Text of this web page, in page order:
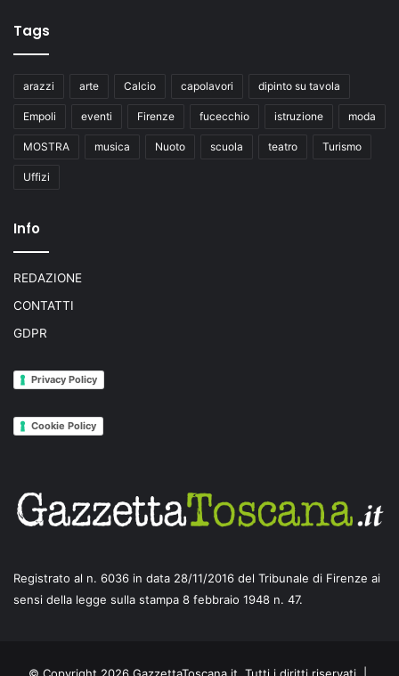
Tags
arazzi arte Calcio capolavori dipinto su tavola
Empoli eventi Firenze fucecchio istruzione moda
MOSTRA musica Nuoto scuola teatro Turismo
Uffizi
Info
REDAZIONE
CONTATTI
GDPR
Privacy Policy
Cookie Policy
Registrato al n. 6036 in data 28/11/2016 del Tribunale di Firenze ai
sensi della legge sulla stampa 8 febbraio 1948 n. 47.